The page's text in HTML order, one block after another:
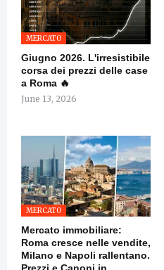
MERCATO
Giugno 2026. L'irresistibile
corsa dei prezzi delle case
a Roma 🔥
June 13, 2026
MERCATO
Mercato immobiliare:
Roma cresce nelle vendite,
Milano e Napoli rallentano.